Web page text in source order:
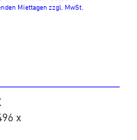
Miettagen zzgl. MwSt.
x